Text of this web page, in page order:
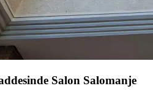
Salon Salomanje